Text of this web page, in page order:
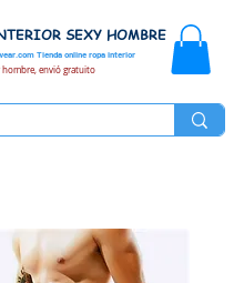
Tienda online ropa interior
SEXY HOMBRE
hombre, envió gratuito